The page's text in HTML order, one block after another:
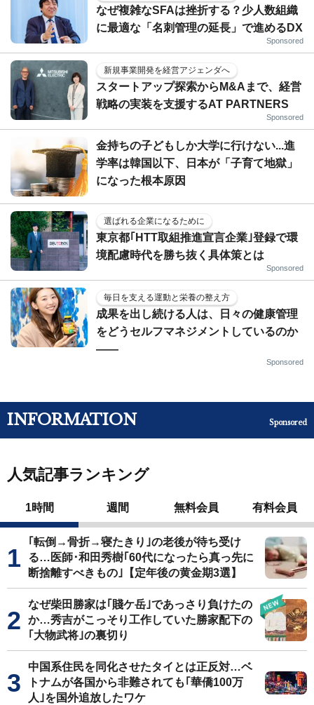
なぜ複雑なSFAは挫折する？少人数組織
に最適な「名刺管理の延長」で進めるDX
Sponsored
新規事業開発を経営アジェンダへ
スタートアップ探索からM&Aまで、経営
戦略の実装を支援するAT PARTNERS
Sponsored
金持ちの子どもしか大学に行けない...進
学率は韓国以下、日本が「子育て地獄」
になった根本原因
選ばれる企業になるために
東京都｢HTT取組推進宣言企業｣登録で環
境配慮時代を勝ち抜く具体策とは
Sponsored
毎日を支える運動と栄養の整え方
成果を出し続ける人は、日々の健康管理
をどうセルフマネジメントしているのか
——
Sponsored
INFORMATION Sponsored
人気記事ランキング
1時間 週間 無料会員 有料会員
｢転倒→骨折→寝たきり｣の老後が待ち受け
る…医師･和田秀樹｢60代になったら真っ先に
断捨離すべきもの｣【定年後の黄金期3選】
なぜ柴田勝家は｢賤ケ岳｣であっさり負けたの
か…秀吉がこっそり工作していた勝家配下の
｢大物武将｣の裏切り
中国系住民を同化させたタイとは正反対…ベ
トナムが各国から非難されても｢華僑100万
人｣を国外追放したワケ